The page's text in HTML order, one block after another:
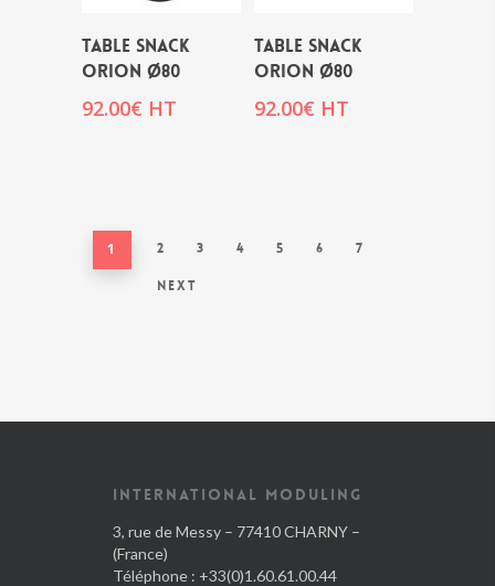
Table snack
ORION Ø80
92.00€ HT
Table snack
ORION Ø80
92.00€ HT
1 2 3 4 5 6 7
Next
INTERNATIONAL MODULING
3, rue de Messy – 77410 CHARNY –
(France)
Téléphone : +33(0)1.60.61.00.44